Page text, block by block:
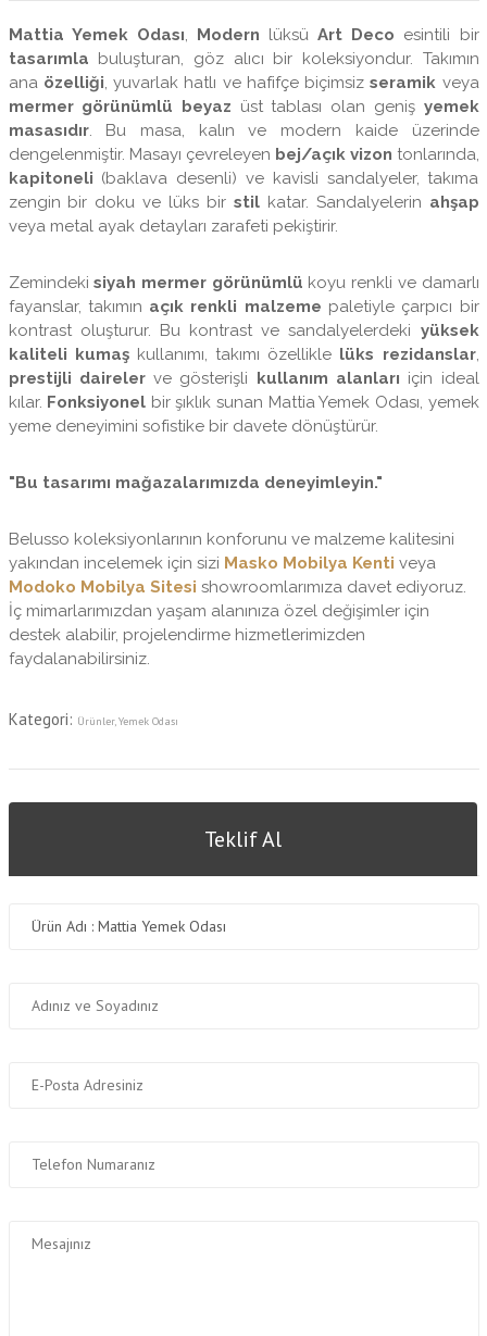
Mattia Yemek Odası Modern lüksüArt Deco esintili bir
tasarımla buluşturan, göz alıcı bir koleksiyondur. Takımın
ana özelliği , yuvarlak hatlı ve hafifçe biçimsizseramik veya
mermer görünümlü beyaz üst tablası olan geniş yemek
masasıdır. Bu masa, kalın ve modern kaide üzerinde
dengelenmiştir. Masayı çevreleyen bej/açık vizon tonlarında,
kapitoneli (baklava desenli) ve kavisli sandalyeler, takıma
zengin bir doku ve lüks bir stilkatar. Sandalyelerin ahşap
veya metal ayak detayları zarafeti pekiştirir.
Zemindekisiyah mermer görünümlü koyu renkli ve damarlı
fayanslar, takımın açık renkli malzeme paletiyle çarpıcı bir
kontrast oluşturur. Bu kontrast ve sandalyelerdeki yüksek
kaliteli kumaşkullanımı, takımı özellikle lüks rezidanslar,
prestijli dairelerve gösterişli kullanım alanları için ideal
kılar. Fonksiyonel bir şıklık sunan Mattia Yemek Odası, yemek
yeme deneyimini sofistike bir davete dönüştürür.
"Bu tasarımı mağazalarımızda deneyimleyin."
Belusso koleksiyonlarının konforunu ve malzeme kalitesini
yakından incelemek için sizi Masko Mobilya Kenti veya
Modoko Mobilya Sitesi showroomlarımıza davet ediyoruz.
İç mimarlarımızdan yaşam alanınıza özel değişimler için
destek alabilir, projelendirme hizmetlerimizden
faydalanabilirsiniz.
Kategori: Ürünler, Yemek Odası
Teklif Al